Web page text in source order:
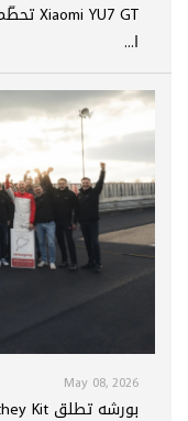
ا...
May 08, 2026